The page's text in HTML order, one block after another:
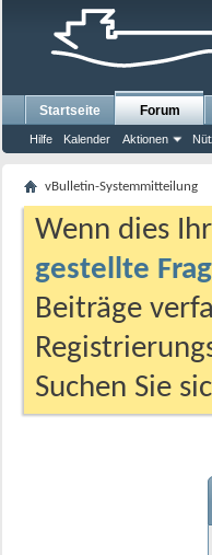
Startseite Forum
Hilfe Kalender Aktionen
vBulletin-Systemmitteilung
Wenn dies
gestellte
Beiträge
Suchen Sie